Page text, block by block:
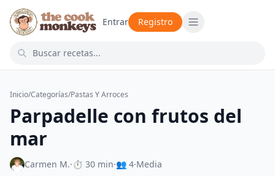
Entrar Registro
Inicio/Categorías/Pastas Y Arroces
Parpadelle con frutos del
mar
Carmen M.·⏱ 30 min·👥 4·Media